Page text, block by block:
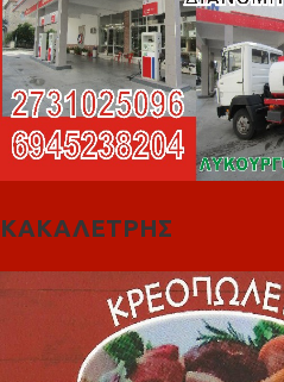
ΚΑΚΑΛΕΤΡΗΣ